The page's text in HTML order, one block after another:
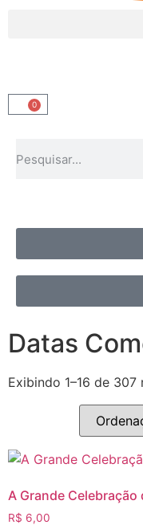
0
Datas
Exibindo 1–16 de 307
A Grande Celebração
R$ 6,00